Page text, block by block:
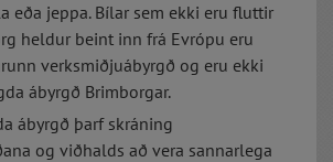
eða jeppa. Bílar sem ekki eru fluttir
heldur beint inn frá Evrópu eru
verksmiðjuábyrgð og eru ekki
ábyrgð Brimborgar.
ábyrgð þarf skráning
og viðhalds að vera sannarlega